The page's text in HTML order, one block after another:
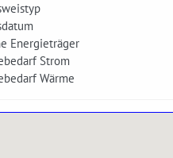
Energieträger
Strom
Wärme